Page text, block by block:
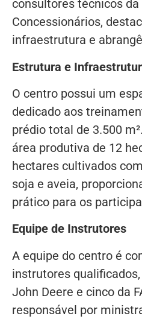
consultores técnicos da
Concessionários,
infraestrutura e
Estrutura e
O centro possui um
dedicado aos
prédio total de 3.500
área produtiva de 12
hectares cultivados
soja e aveia,
prático para os
Equipe de Instrutores
A equipe do centro é
instrutores
John Deere e cinco da
responsável por